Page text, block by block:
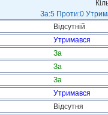
За:5 Проти:0
Відсутній
Утримався
За
За
За
Утримався
Відсутня